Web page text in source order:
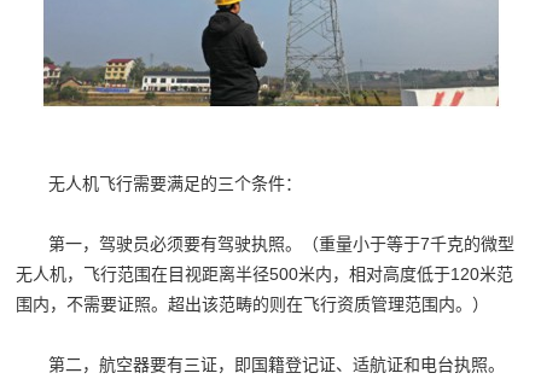
无人机飞行需要满足的三个条件：
第一，驾驶员必须要有驾驶执照。（重量小于等于7千克的微型
无人机，飞行范围在目视距离半径500米内，相对高度低于120米范
围内，不需要证照。超出该范畴的则在飞行资质管理范围内。）
第二，航空器要有三证，即国籍登记证、适航证和电台执照。